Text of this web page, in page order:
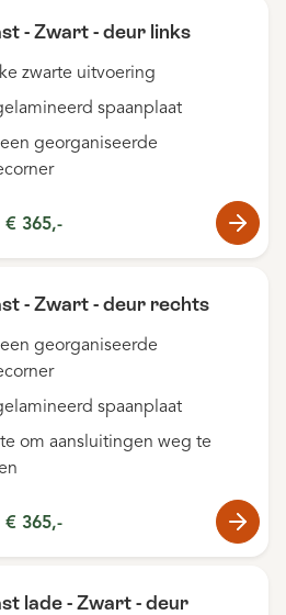
- Zwart - deur links
zwarte uitvoering
spaanplaat
georganiseerde
€ 365,-
- Zwart - deur rechts
georganiseerde
spaanplaat
om aansluitingen weg te
€ 365,-
lade - Zwart - deur